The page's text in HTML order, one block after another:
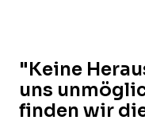
"Keine
uns
finden wir